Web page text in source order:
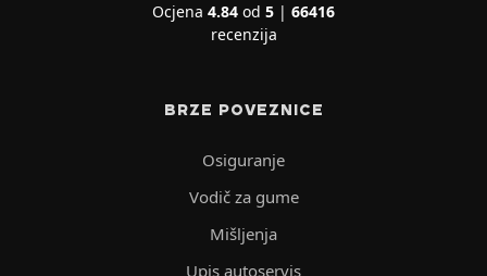
Ocjena 4.84 od 5 | 66416
recenzija
BRZE POVEZNICE
Osiguranje
Vodič za gume
Mišljenja
Upis autoservis